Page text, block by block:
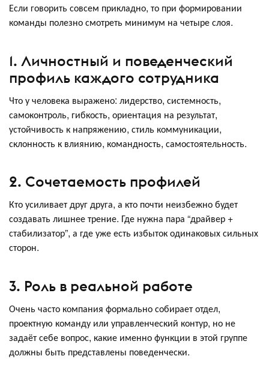
Если говорить совсем прикладно, то при формировании
команды полезно смотреть минимум на четыре слоя.
1. Личностный и поведенческий
профиль каждого сотрудника
Что у человека выражено: лидерство, системность,
самоконтроль, гибкость, ориентация на результат,
устойчивость к напряжению, стиль коммуникации,
склонность к влиянию, командность, самостоятельность.
2. Сочетаемость профилей
Кто усиливает друг друга, а кто почти неизбежно будет
создавать лишнее трение. Где нужна пара “драйвер +
стабилизатор”, а где уже есть избыток одинаковых сильных
сторон.
3. Роль в реальной работе
Очень часто компания формально собирает отдел,
проектную команду или управленческий контур, но не
задаёт себе вопрос, какие именно функции в этой группе
должны быть представлены поведенчески.